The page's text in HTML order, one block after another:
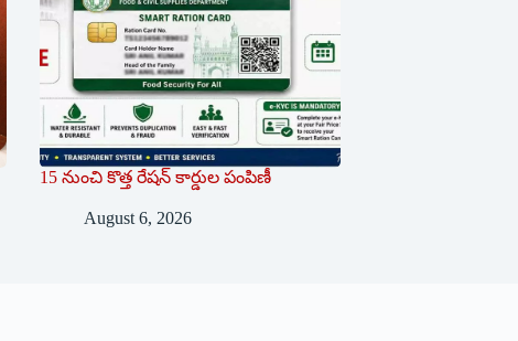
15 నుంచి కొత్త రేషన్ కార్డుల పంపిణీ
August 6, 2026